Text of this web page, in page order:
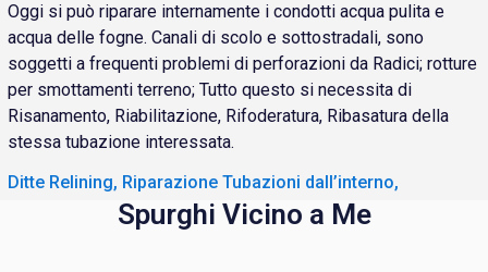
Oggi si può riparare internamente i condotti acqua pulita e
acqua delle fogne. Canali di scolo e sottostradali, sono
soggetti a frequenti problemi di perforazioni da Radici; rotture
per smottamenti terreno; Tutto questo si necessita di
Risanamento, Riabilitazione, Rifoderatura, Ribasatura della
stessa tubazione interessata.
Ditte Relining, Riparazione Tubazioni dall’interno,
Spurghi Vicino a Me